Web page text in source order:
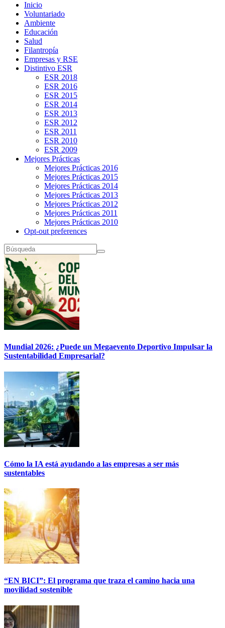
Inicio
Voluntariado
Ambiente
Educación
Salud
Filantropía
Empresas y RSE
Distintivo ESR
ESR 2018
ESR 2016
ESR 2015
ESR 2014
ESR 2013
ESR 2012
ESR 2011
ESR 2010
ESR 2009
Mejores Prácticas
Mejores Prácticas 2016
Mejores Prácticas 2015
Mejores Prácticas 2014
Mejores Prácticas 2013
Mejores Prácticas 2012
Mejores Prácticas 2011
Mejores Prácticas 2010
Opt-out preferences
Mundial 2026: ¿Puede un Megaevento Deportivo Impulsar la
Sustentabilidad Empresarial?
Cómo la IA está ayudando a las empresas a ser más
sustentables
“EN BICI”: El programa que traza el camino hacia una
movilidad sostenible